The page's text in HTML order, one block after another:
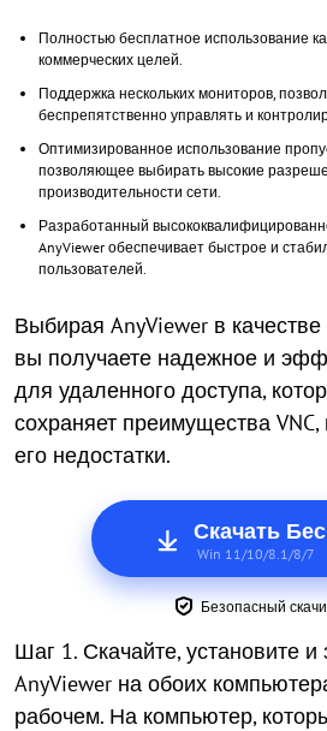
Полностью бесплатное использование
коммерческих целей.
Поддержка нескольких мониторов,
беспрепятственно управлять и
Оптимизированное использование
позволяющее выбирать высокие
производительности сети.
Разработанный
AnyViewer обеспечивает быстрое и
пользователей.
Выбирая AnyViewer в качестве
вы получаете надежное и
для удаленного доступа,
сохраняет преимущества
его недостатки.
Скачать
Win 11/10/8.1/8/7
Безопасный
Шаг 1. Скачайте, установите и
AnyViewer на обоих
рабочем. На компьютер,